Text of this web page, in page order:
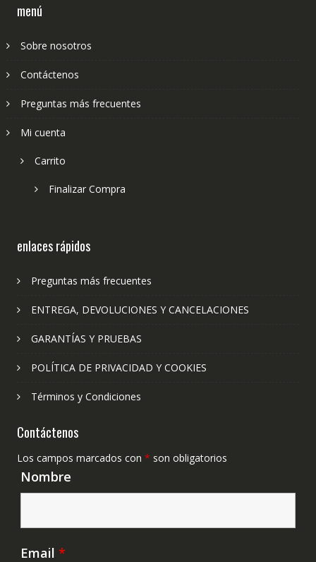
menú
Sobre nosotros
Contáctenos
Preguntas más frecuentes
Mi cuenta
Carrito
Finalizar Compra
enlaces rápidos
Preguntas más frecuentes
ENTREGA, DEVOLUCIONES Y CANCELACIONES
GARANTÍAS Y PRUEBAS
POLÍTICA DE PRIVACIDAD Y COOKIES
Términos y Condiciones
Contáctenos
Los campos marcados con * son obligatorios
Nombre
Email *